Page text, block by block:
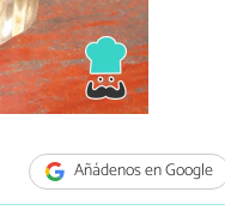
Añádenos en Google